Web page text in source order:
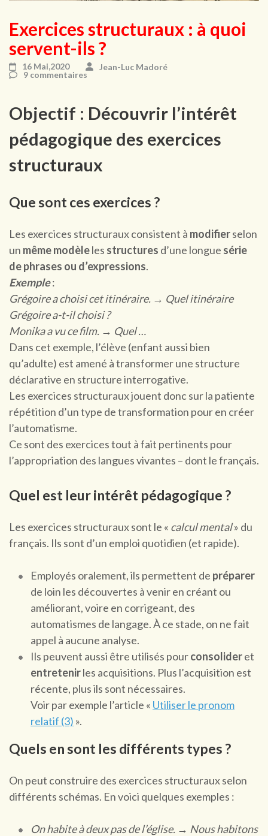
Exercices structuraux : à quoi
servent-ils ?
16 Mai,2020
Jean-Luc Madoré
9 commentaires
Objectif : Découvrir l’intérêt
pédagogique des exercices
structuraux
Que sont ces exercices ?
Les exercices structuraux consistent à modifierselon
un même modèleles structures d’une longue série
de phrases ou d’expressions.
Exemple:
Grégoire a choisi cet itinéraire. → Quel itinéraire
Grégoire a-t-il choisi ?
Monika a vu ce film. → Quel …
Dans cet exemple, l’élève (enfant aussi bien
qu’adulte) est amené à transformer une structure
déclarative en structure interrogative.
Les exercices structuraux jouent donc sur la patiente
répétition d’un type de transformation pour en créer
l’automatisme.
Ce sont des exercices tout à fait pertinents pour
l’appropriation des langues vivantes – dont le français.
Quel est leur intérêt pédagogique ?
Les exercices structuraux sont le « calcul mental» du
français. Ils sont d’un emploi quotidien (et rapide).
Employés oralement, ils permettent de préparer
de loin les découvertes à venir en créant ou
améliorant, voire en corrigeant, des
automatismes de langage. À ce stade, on ne fait
appel à aucune analyse.
Ils peuvent aussi être utilisés pourconsolideret
entretenirles acquisitions. Plus l’acquisition est
récente, plus ils sont nécessaires.
Voir par exemple l’article « Utiliser le pronom
relatif (3) ».
Quels en sont les différents types ?
On peut construire des exercices structuraux selon
différents schémas. En voici quelques exemples :
On habite à deux pas de l’église. → Nous habitons